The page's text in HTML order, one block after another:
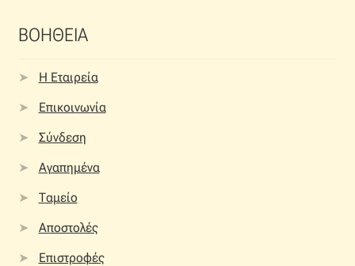
ΒΟΗΘΕΙΑ
Η Εταιρεία
Επικοινωνία
Σύνδεση
Αγαπημένα
Ταμείο
Αποστολές
Επιστροφές